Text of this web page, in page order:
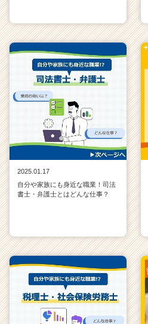
2025.01.17
自分や家族にも身近な職業！司法
書士・弁護士とはどんな仕事？